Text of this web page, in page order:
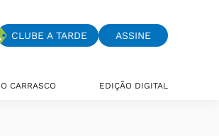
CLUBE A TARDE ASSINE
O CARRASCO EDIÇÃO DIGITAL